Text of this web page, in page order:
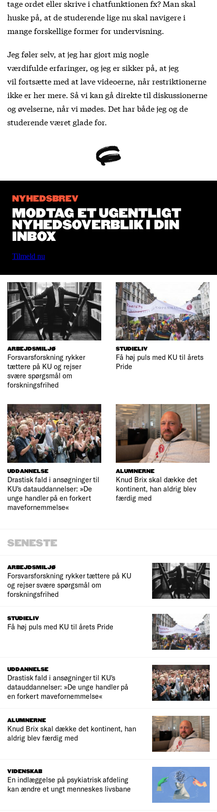
tage ordet eller skrive i chatfunktionen fx? Man skal
huske på, at de studerende lige nu skal navigere i
mange forskellige former for undervisning.
Jeg føler selv, at jeg har gjort mig nogle
værdifulde erfaringer, og jeg er sikker på, at jeg
vil fortsætte med at lave videoerne, når restriktionerne
ikke er her mere. Så vi kan gå direkte til diskussionerne
og øvelserne, når vi mødes. Det har både jeg og de
studerende været glade for.
NYHEDSBREV
MODTAG ET UGENTLIGT
NYHEDSOVERBLIK I DIN
INBOX
Tilmeld nu
ARBEJDSMILJØ
Forsvarsforskning rykker
tættere på KU og rejser
svære spørgsmål om
forskningsfrihed
STUDIELIV
Få høj puls med KU til årets
Pride
UDDANNELSE
Drastisk fald i ansøgninger til
KU's datauddannelser: »De
unge handler på en forkert
mavefornemmelse«
ALUMNERNE
Knud Brix skal dække det
kontinent, han aldrig blev
færdig med
SENESTE
ARBEJDSMILJØ
Forsvarsforskning rykker tættere på KU
og rejser svære spørgsmål om
forskningsfrihed
STUDIELIV
Få høj puls med KU til årets Pride
UDDANNELSE
Drastisk fald i ansøgninger til KU's
datauddannelser: »De unge handler på
en forkert mavefornemmelse«
ALUMNERNE
Knud Brix skal dække det kontinent, han
aldrig blev færdig med
VIDENSKAB
En indlæggelse på psykiatrisk afdeling
kan ændre et ungt menneskes livsbane